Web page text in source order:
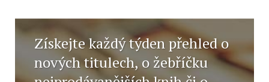
Získejte každý týden přehled o
nových titulech, o žebříčku